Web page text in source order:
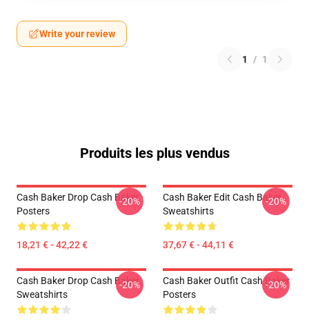
Write your review
1 / 1
Produits les plus vendus
Cash Baker Drop Cash Baker
Posters
18,21 € - 42,22 €
-20%
Cash Baker Edit Cash Baker
Sweatshirts
37,67 € - 44,11 €
-20%
Cash Baker Drop Cash Baker
Sweatshirts
-20%
Cash Baker Outfit Cash Baker
Posters
-20%